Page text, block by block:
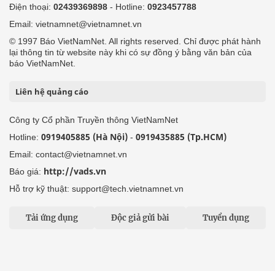
Điện thoại: 02439369898 - Hotline: 0923457788
Email: vietnamnet@vietnamnet.vn
© 1997 Báo VietNamNet. All rights reserved. Chỉ được phát hành
lại thông tin từ website này khi có sự đồng ý bằng văn bản của
báo VietNamNet.
Liên hệ quảng cáo
Công ty Cổ phần Truyền thông VietNamNet
Hotline: 0919405885 (Hà Nội) - 0919435885 (Tp.HCM)
Email: contact@vietnamnet.vn
Báo giá: http://vads.vn
Hỗ trợ kỹ thuật: support@tech.vietnamnet.vn
Tải ứng dụng Độc giả gửi bài Tuyển dụng